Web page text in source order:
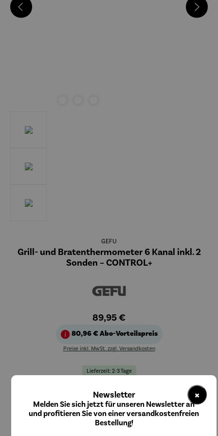
GEFU
Grill- und Bratenthermometer 6 Kanal inkl. 2
Sonden – CONTROL+
89,95 €
80,96 €Abo-Vorteilspreis
Preise inkl. MwSt. zzgl. Versandkosten
Lieferzeit: 2-3 Tage
In den Warenkorb ×
Newsletter
Melden Sie sich jetzt für unseren Newsletter an
und profitieren Sie von einer versandkostenfreien
Bestellung!